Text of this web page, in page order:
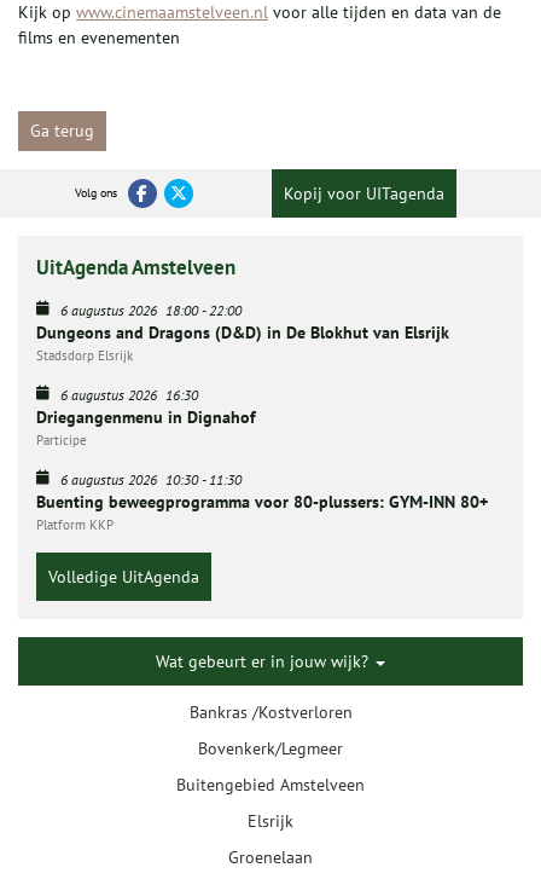
Kijk op www.cinemaamstelveen.nl voor alle tijden en data van de
films en evenementen
Ga terug
Volg ons Kopij voor UITagenda
UitAgenda Amstelveen
6 augustus 2026 18:00-22:00
Dungeons and Dragons (D&D) in De Blokhut van Elsrijk
Stadsdorp Elsrijk
6 augustus 2026 16:30
Driegangenmenu in Dignahof
Participe
6 augustus 2026 10:30-11:30
Buenting beweegprogramma voor 80-plussers: GYM-INN 80+
Platform KKP
Volledige UitAgenda
Wat gebeurt er in jouw wijk?
Bankras /Kostverloren
Bovenkerk/Legmeer
Buitengebied Amstelveen
Elsrijk
Groenelaan